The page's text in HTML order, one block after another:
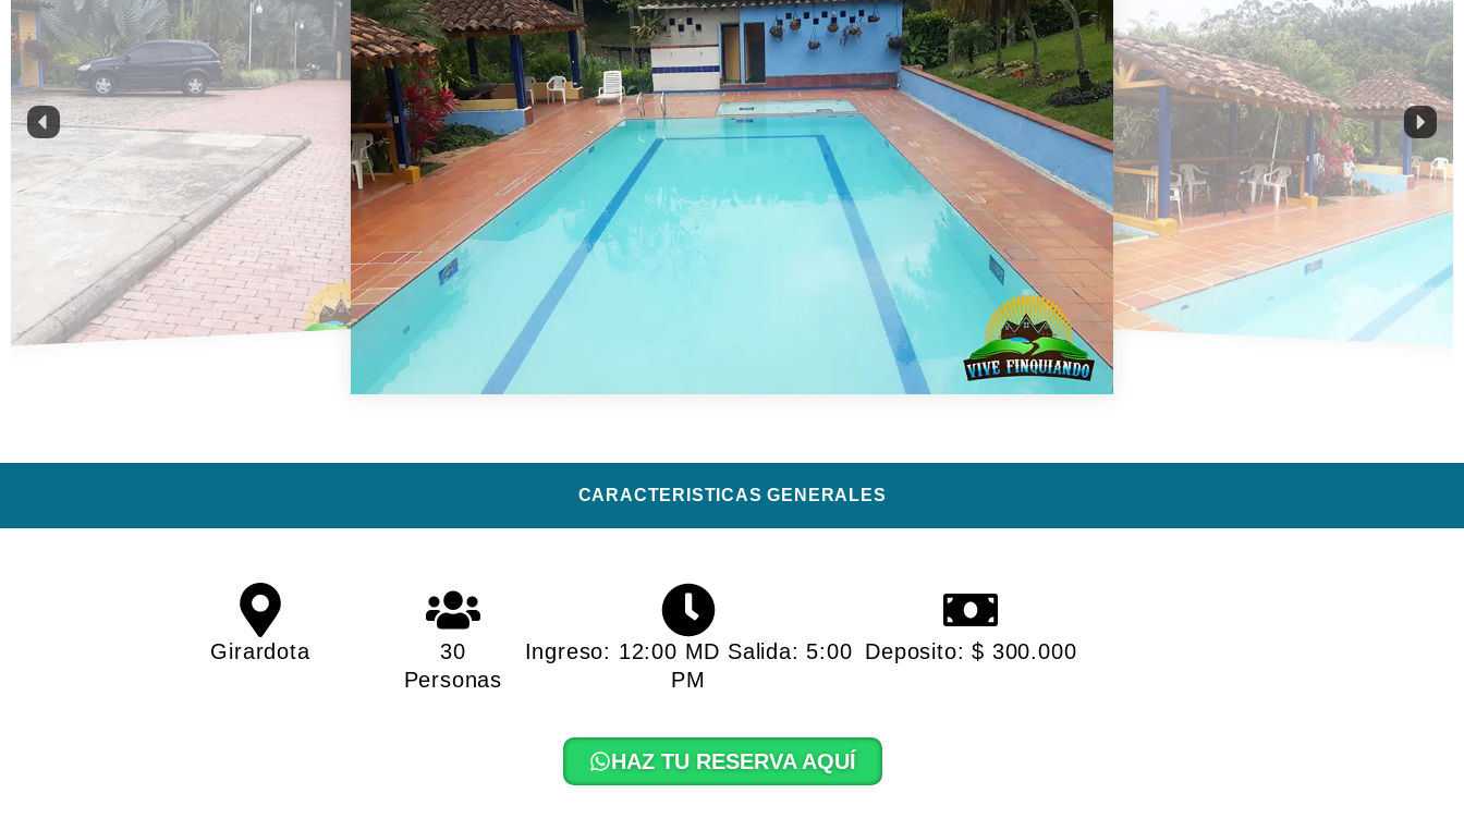
CARACTERISTICAS GENERALES​
Girardota
30
Personas
Ingreso: 12:00 MD Salida: 5:00
PM
Deposito: $ 300.000
HAZ TU RESERVA AQUÍ